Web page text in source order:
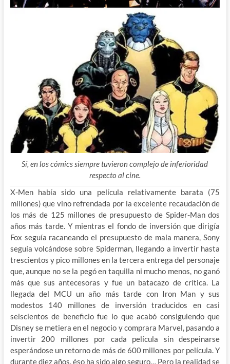
Sí, en los cómics siempre tuvieron complejo de inferioridad
respecto al cine.
X-Men había sido una película relativamente barata (75
millones) que vino refrendada por la excelente recaudación de
los más de 125 millones de presupuesto de Spider-Man dos
años más tarde. Y mientras el fondo de inversión que dirigía
Fox seguía racaneando el presupuesto de mala manera, Sony
seguía volcándose sobre Spiderman, llegando a invertir hasta
trescientos y pico millones en la tercera entrega del personaje
que, aunque no se la pegó en taquilla ni mucho menos, no ganó
más que sus antecesoras y fue un batacazo de crítica. La
llegada del MCU un año más tarde con Iron Man y sus
modestos 140 millones de inversión traducidos en casi
seiscientos de beneficio fue lo que acabó consiguiendo que
Disney se metiera en el negocio y comprara Marvel, pasando a
invertir 200 millones por cada película sin despeinarse
esperándose un retorno de más de 600 millones por película. Y
durante diez años, éso ha sido algo seguro… Pero la realidad se